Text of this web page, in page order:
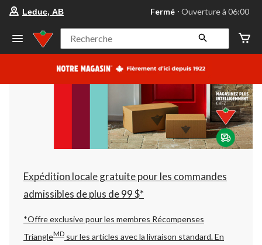
votre
préféré
Leduc,
AB,
courament
Ouverture
à
06:00
cliquer
pour
changer
Leduc, AB Fermé ⋅ Ouverture à 06:00
Recherche
Expédition locale gratuite pour les commandes
admissibles de plus de 99 $*
*Offre exclusive pour les membres Récompenses
TriangleMD sur les articles avec la livraison standard.En